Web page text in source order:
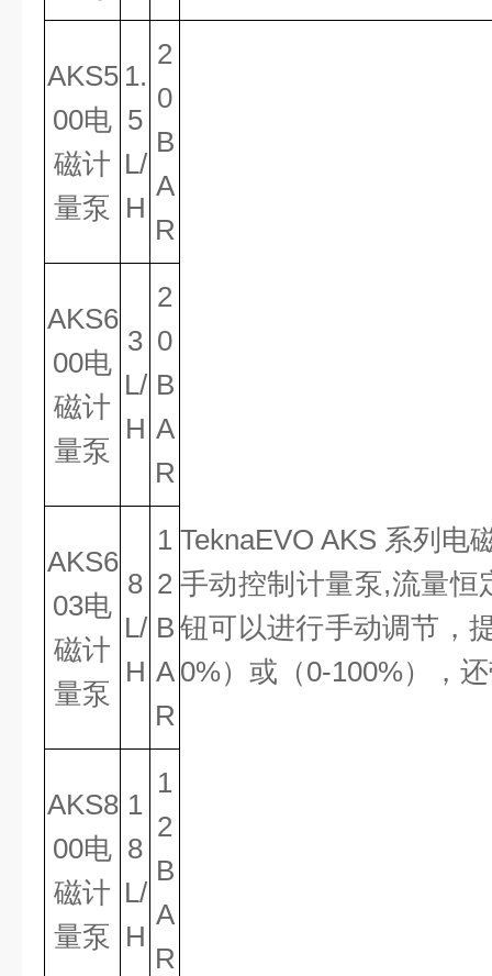
AKS5
00电
磁计
量泵
1.
5
L/
H
2
0
B
A
R
TeknaEVO AKS 系列电
手动控制计量泵,流量恒
钮可以进行手动调节，
0%）或（0-100%），
AKS6
00电
磁计
量泵
3
L/
H
2
0
B
A
R
AKS6
03电
磁计
量泵
8
L/
H
1
2
B
A
R
AKS8
00电
磁计
量泵
1
8
L/
H
1
2
B
A
R